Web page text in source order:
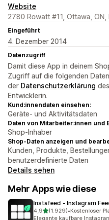
Website
2780 Rowatt #11, Ottawa, ON,
Eingeführt
4. Dezember 2014
Datenzugriff
Damit diese App in deinem
Zugriff auf die folgenden
der Datenschutzerklärung
Entwicklerin.
Kund:innendaten einsehen:
Geräte- und Aktivitätsdaten
Daten von Mitarbeiter:innen und
Shop-Inhaber
Shop-Daten anzeigen und
Kunden, Produkte,
benutzerdefinierte Daten
Details sehen
Mehr Apps wie diese
Instafeed ‑ Instagram
4,9von 5 Sternen
(1.929)
1929 Rezensionen
•Kostenloser
Elegante kaufbare